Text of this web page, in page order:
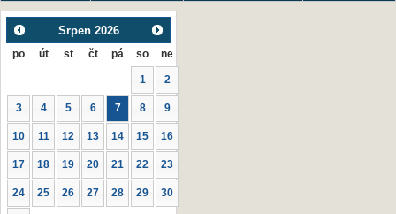
Srpen 2026
po út st čt pá so ne
1 2
3 4 5 6 7 8 9
10 11 12 13 14 15 16
17 18 19 20 21 22 23
24 25 26 27 28 29 30